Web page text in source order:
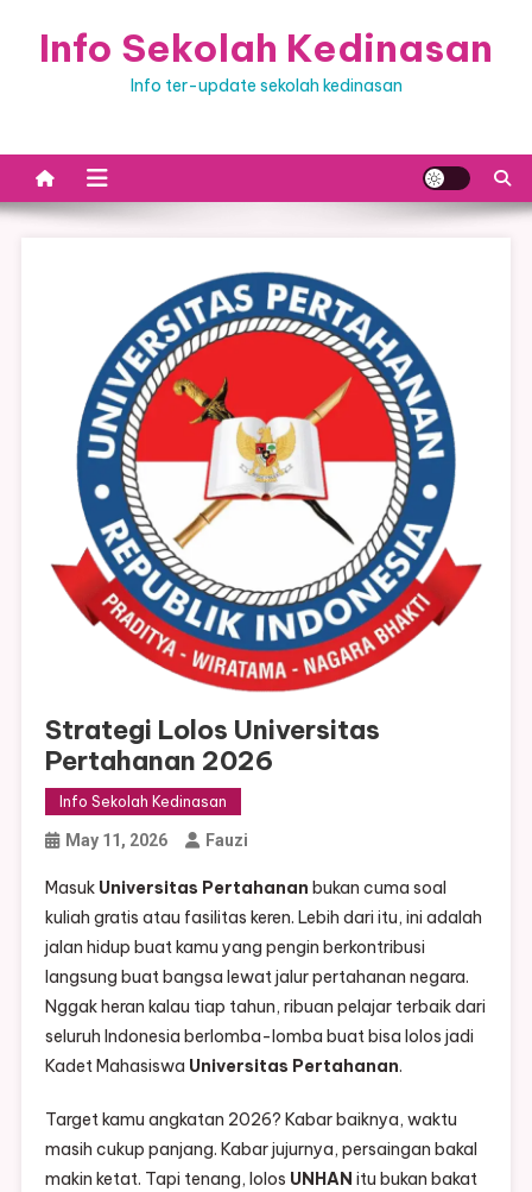
Info Sekolah Kedinasan
Info ter-update sekolah kedinasan
Strategi Lolos Universitas
Pertahanan 2026
Info Sekolah Kedinasan
May 11, 2026 Fauzi
Masuk Universitas Pertahanan bukan cuma soal
kuliah gratis atau fasilitas keren. Lebih dari itu, ini adalah
jalan hidup buat kamu yang pengin berkontribusi
langsung buat bangsa lewat jalur pertahanan negara.
Nggak heran kalau tiap tahun, ribuan pelajar terbaik dari
seluruh Indonesia berlomba-lomba buat bisa lolos jadi
Kadet Mahasiswa Universitas Pertahanan.
Target kamu angkatan 2026? Kabar baiknya, waktu
masih cukup panjang. Kabar jujurnya, persaingan bakal
makin ketat. Tapi tenang, lolos UNHAN itu bukan bakat